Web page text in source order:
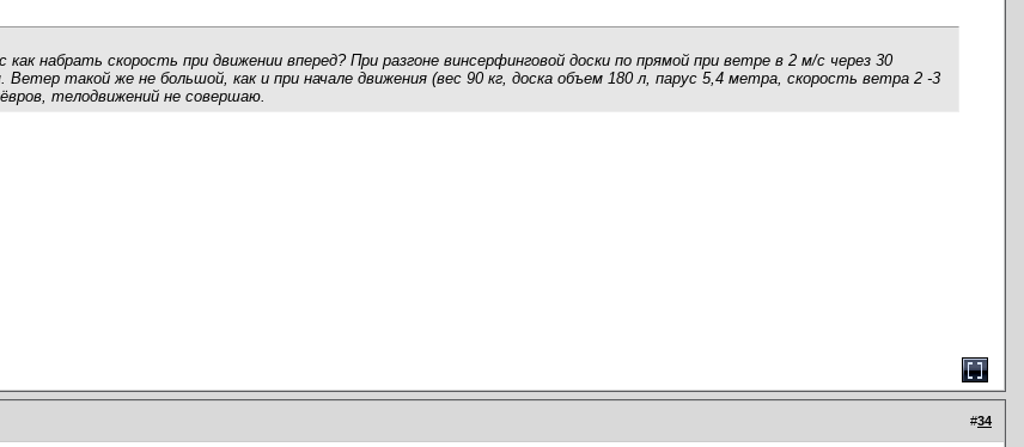
набрать скорость при движении вперед? При разгоне винсерфинговой доски по прямой при ветре в 2 м/с через 30
такой же не большой, как и при начале движения (вес 90 кг, доска объем 180 л, парус 5,4 метра, скорость ветра 2 -3
телодвижений не совершаю.
#34